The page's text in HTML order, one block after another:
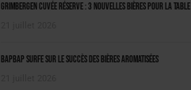
Grimbergen Cuvée Réserve : 3 nouvelles bières pour la table
BAPBAP surfe sur le succès des bières aromatisées